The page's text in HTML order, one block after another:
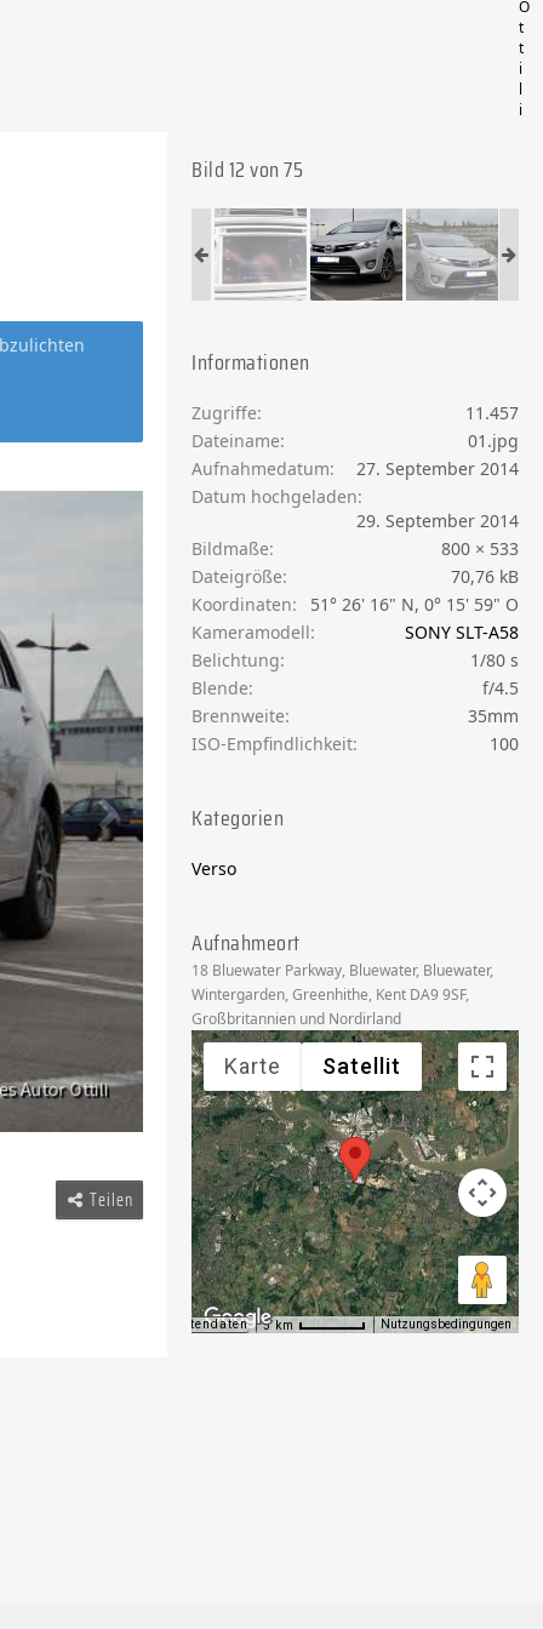
O
t
t
i
l
i
Teilen
Bild 12 von 75
Informationen
Zugriffe
11.457
Dateiname
01.jpg
Aufnahmedatum
27. September 2014
Datum hochgeladen
29. September 2014
Bildmaße
800 × 533
Dateigröße
70,76 kB
Koordinaten
51° 26' 16" N, 0° 15' 59" O
Kameramodell
SONY SLT-A58
Belichtung
1/80 s
Blende
f/4.5
Brennweite
35mm
ISO-Empfindlichkeit
100
Kategorien
Verso
Aufnahmeort
18 Bluewater Parkway, Bluewater, Bluewater,
Wintergarden, Greenhithe, Kent DA9 9SF,
Großbritannien und Nordirland
Karte Satellit
Kartendaten 5 km Nutzungsbedingungen